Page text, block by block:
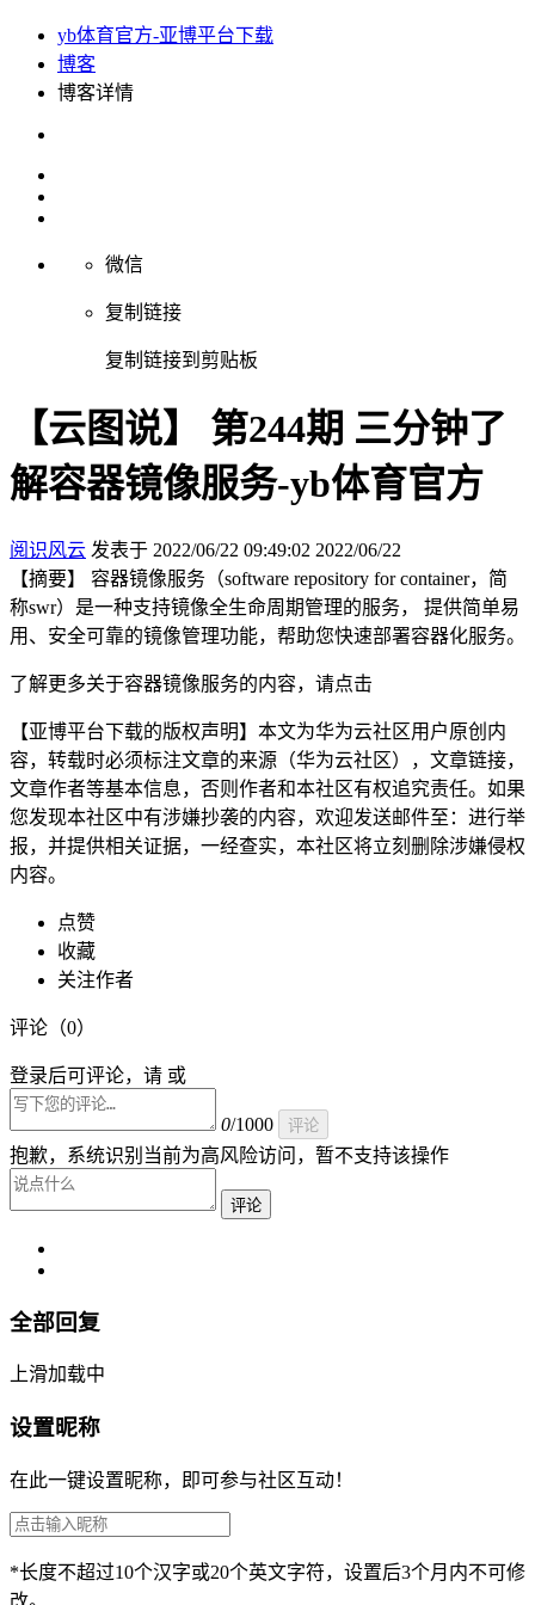
yb体育官方-亚博平台下载
博客
博客详情
微信
复制链接
复制链接到剪贴板
【云图说】 第244期 三分钟了
解容器镜像服务-yb体育官方
阅识风云 发表于 2022/06/22 09:49:02 2022/06/22
【摘要】 容器镜像服务（software repository for container，简
称swr）是一种支持镜像全生命周期管理的服务， 提供简单易
用、安全可靠的镜像管理功能，帮助您快速部署容器化服务。
了解更多关于容器镜像服务的内容，请点击
【亚博平台下载的版权声明】本文为华为云社区用户原创内
容，转载时必须标注文章的来源（华为云社区），文章链接，
文章作者等基本信息，否则作者和本社区有权追究责任。如果
您发现本社区中有涉嫌抄袭的内容，欢迎发送邮件至：进行举
报，并提供相关证据，一经查实，本社区将立刻删除涉嫌侵权
内容。
点赞
收藏
关注作者
评论（0）
登录后可评论，请 或
0/1000 评论
抱歉，系统识别当前为高风险访问，暂不支持该操作
评论
全部回复
上滑加载中
设置昵称
在此一键设置昵称，即可参与社区互动！
*长度不超过10个汉字或20个英文字符，设置后3个月内不可修
改。